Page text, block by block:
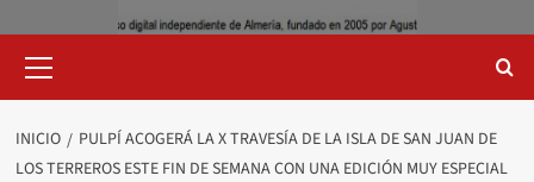
primario
INICIO
PULPÍ ACOGERÁ LA X TRAVESÍA DE LA ISLA DE SAN JUAN DE
LOS TERREROS ESTE FIN DE SEMANA CON UNA EDICIÓN MUY ESPECIAL